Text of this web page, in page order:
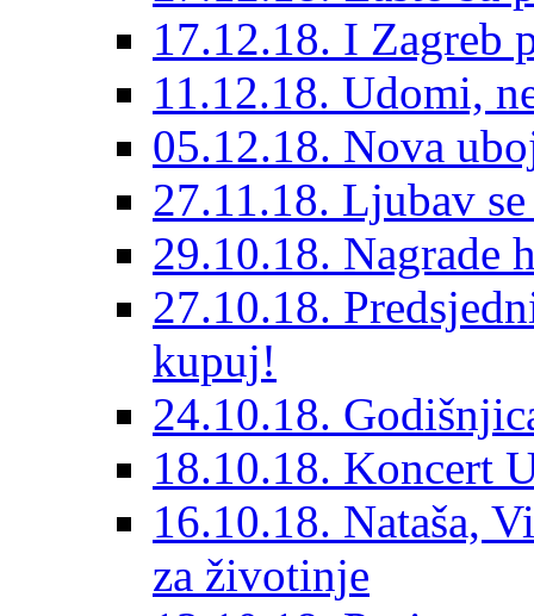
17.12.18. I Zagreb
11.12.18. Udomi,
05.12.18. Nova
27.11.18. Ljubav
29.10.18. Nagrade
27.10.18.
kupuj!
24.10.18.
18.10.18. Koncert
16.10.18. Nataša,
za životinje